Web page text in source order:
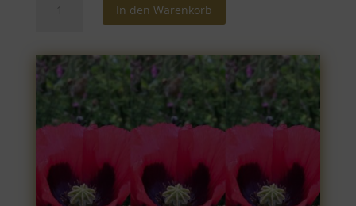
Coaching
1
Stunde
Menge
In den Warenkorb